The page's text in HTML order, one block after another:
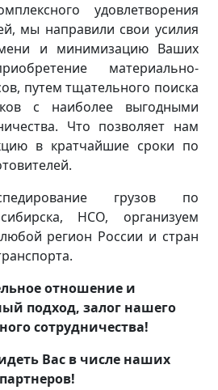
удовлетворения
мы направили свои усилия
и минимизацию Ваших
материально-
путем тщательного поиска
с наиболее выгодными
Что позволяет нам
в кратчайшие сроки по
грузов по
НСО, организуем
регион России и стран
отношение и
подход, залог нашего
сотрудничества!
Вас в числе наших
партнеров!